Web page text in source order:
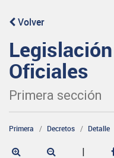
Volver
Oficiales
Primera sección
Primera Decretos Detalle
|